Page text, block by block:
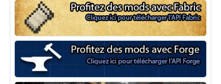
Minecraft Fabric
Minecraft Forge